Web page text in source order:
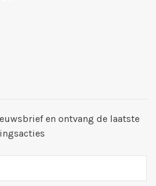
en ontvang de laatste